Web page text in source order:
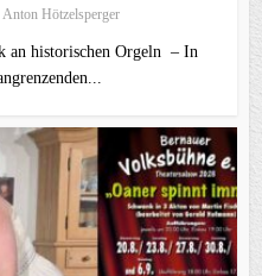
Anton Hötzelsperger
an historischen Orgeln – In